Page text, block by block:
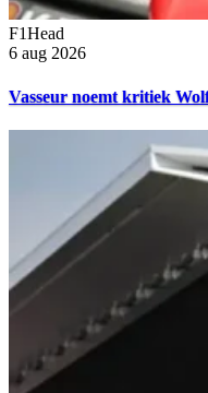
F1Head
6 aug 2026
Vasseur noemt kritiek